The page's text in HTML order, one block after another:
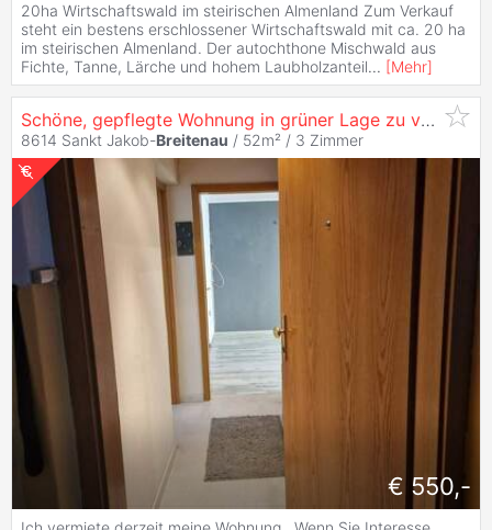
20ha Wirtschaftswald im steirischen Almenland Zum Verkauf
steht ein bestens erschlossener Wirtschaftswald mit ca. 20 ha
im steirischen Almenland. Der autochthone Mischwald aus
Fichte, Tanne, Lärche und hohem Laubholzanteil... [Mehr]
Schöne, gepflegte Wohnung in grüner Lage zu vermieten
8614 Sankt Jakob-Breitenau / 52m² / 3 Zimmer
€ 550,-